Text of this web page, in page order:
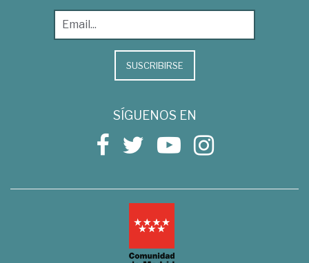
SUSCRIBIRSE
SÍGUENOS EN